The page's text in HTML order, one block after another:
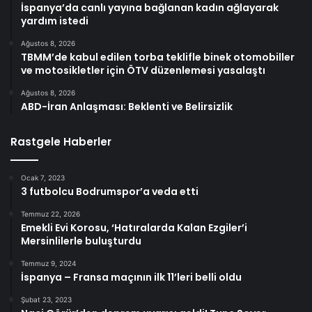
İspanya’da canlı yayına bağlanan kadın ağlayarak
yardım istedi
Ağustos 8, 2026
TBMM’de kabul edilen torba teklifle binek otomobiller
ve motosikletler için ÖTV düzenlemesi yasalaştı
Ağustos 8, 2026
ABD-İran Anlaşması: Beklenti ve Belirsizlik
Rastgele Haberler
Ocak 7, 2023
3 futbolcu Bodrumspor’a veda etti
Temmuz 22, 2026
Emekli Evi Korosu, ‘Hatıralarda Kalan Ezgiler’i
Mersinlilerle buluşturdu
Temmuz 9, 2024
İspanya – Fransa maçının ilk 11’leri belli oldu
Şubat 23, 2023